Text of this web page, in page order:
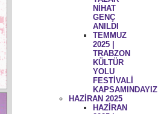
NİHAT
GENÇ
ANILDI
TEMMUZ
2025 |
TRABZON
KÜLTÜR
YOLU
FESTİVALİ
KAPSAMINDAYIZ
HAZİRAN 2025
HAZİRAN